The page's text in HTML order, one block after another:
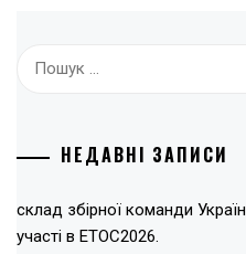
НЕДАВНІ ЗАПИСИ
склад збірної команди
участі в ЕТОС2026.